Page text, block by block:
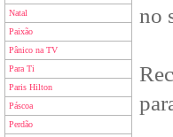
Natal
Paixão
Pânico na TV
Para Ti
Paris Hilton
Páscoa
Perdão
no